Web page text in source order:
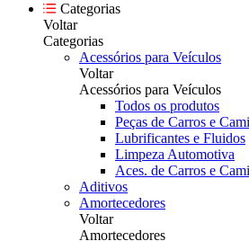
Categorias
Voltar
Categorias
Acessórios para Veículos
Voltar
Acessórios para Veículos
Todos os produtos
Peças de Carros e
Lubrificantes e Fluidos
Limpeza Automotiva
Aces. de Carros e
Aditivos
Amortecedores
Voltar
Amortecedores